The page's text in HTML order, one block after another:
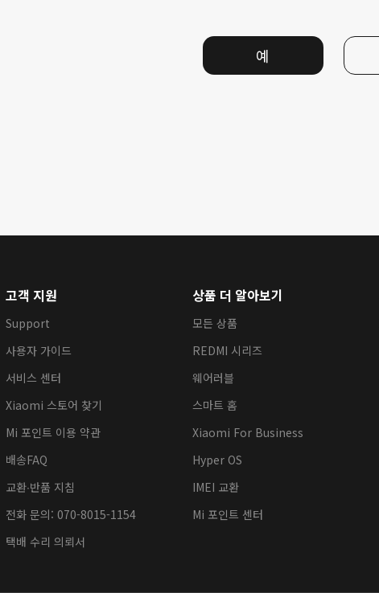
예
고객 지원
Support
사용자 가이드
서비스 센터
Xiaomi 스토어 찾기
Mi 포인트 이용 약관
배송FAQ
교환∙반품 지침
전화 문의: 070-8015-1154
택배 수리 의뢰서
상품 더 알아보기
모든 상품
REDMI 시리즈
웨어러블
스마트 홈
Xiaomi For Business
Hyper OS
IMEI 교환
Mi 포인트 센터